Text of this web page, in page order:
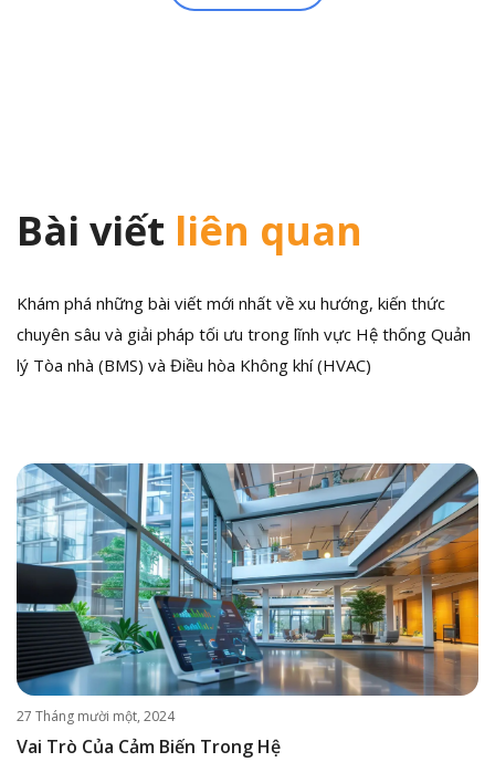
Bài viết liên quan
Khám phá những bài viết mới nhất về xu hướng, kiến thức
chuyên sâu và giải pháp tối ưu trong lĩnh vực Hệ thống Quản
lý Tòa nhà (BMS) và Điều hòa Không khí (HVAC)
27 Tháng mười một, 2024
Vai Trò Của Cảm Biến Trong Hệ